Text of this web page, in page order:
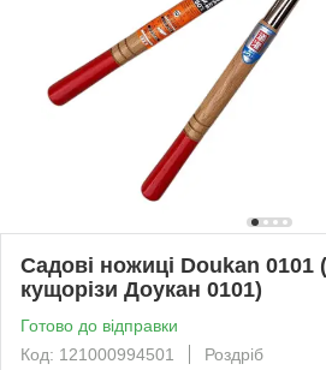
Садові ножиці Doukan 0101
кущорізи Доукан 0101)
Готово до відправки
Код: 121000994501
Роздріб